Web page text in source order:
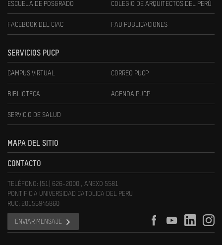
ESCUELA DE POSGRADO COLEGIO DE ARQUITECTOS DEL PERÚ
FACEBOOK DEL CIAC FAU PUBLICACIONES
SERVICIOS PUCP
CAMPUS VIRTUAL CORREO PUCP
BIBLIOTECA AGENDA PUCP
SERVICIO DE SALUD
MAPA DEL SITIO
CONTACTO
TELÉFONO: (51) 626-2000 , ANEXO 5581
PONTIFICIA UNIVERSIDAD CATOLICA DEL PERU
RUC: 20155945860
ENVIAR MENSAJE